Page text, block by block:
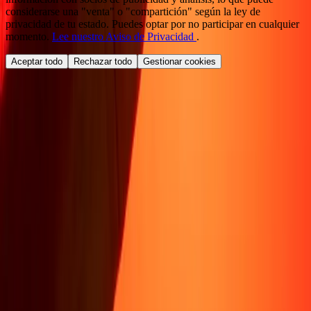
considerarse una "venta" o "compartición" según la ley de
privacidad de tu estado. Puedes optar por no participar en cualquier
momento. Lee nuestro Aviso de Privacidad .
Aceptar todo Rechazar todo Gestionar cookies